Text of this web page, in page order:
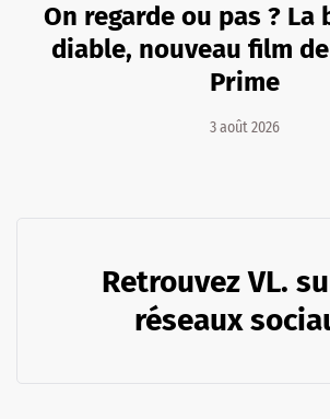
On regarde ou pas ? La
diable, nouveau film
Prime
3 août 2026
Retrouvez VL.
réseaux